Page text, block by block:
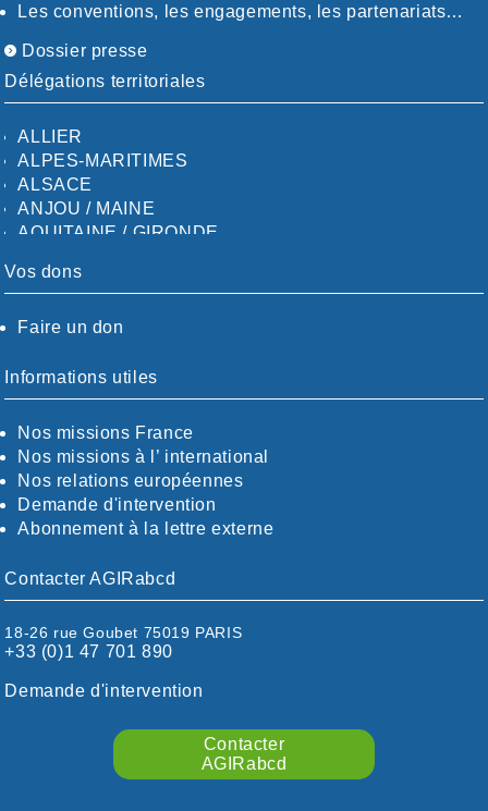
Les conventions, les engagements, les partenariats…
Dossier presse
Délégations territoriales
ALLIER
ALPES-MARITIMES
ALSACE
ANJOU / MAINE
AQUITAINE / GIRONDE
AUDE
CALVADOS-ORNE
CHARENTE-MARITIME
CÖTE-D'OR
CÖTES-D'ARMOR
DORDOGNE
DRÖME / ARDÈCHE
ESSONNE
EURE-ET-LOIR
FINISTÈRE
HAUTES-PYRÉNÉES
HÉRAULT
ILLE ET VILAINE
LOIRE / OCÉAN
Vos dons
Faire un don
Informations utiles
Nos missions France
Nos missions à l’ international
Nos relations européennes
Demande d'intervention
Abonnement à la lettre externe
Contacter AGIRabcd
18-26 rue Goubet 75019 PARIS
+33 (0)1 47 701 890
Demande d'intervention
Contacter
AGIRabcd